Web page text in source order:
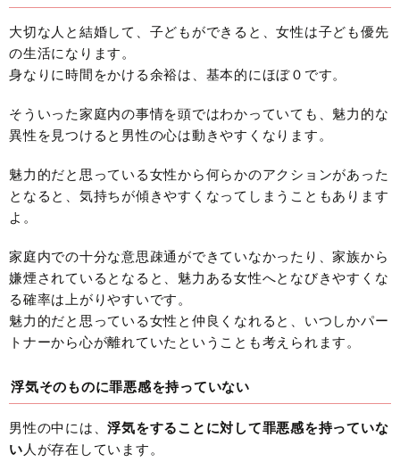
大切な人と結婚して、子どもができると、女性は子ども優先
の生活になります。
身なりに時間をかける余裕は、基本的にほぼ０です。
そういった家庭内の事情を頭ではわかっていても、魅力的な
異性を見つけると男性の心は動きやすくなります。
魅力的だと思っている女性から何らかのアクションがあった
となると、気持ちが傾きやすくなってしまうこともあります
よ。
家庭内での十分な意思疎通ができていなかったり、家族から
嫌煙されているとなると、魅力ある女性へとなびきやすくな
る確率は上がりやすいです。
魅力的だと思っている女性と仲良くなれると、いつしかパー
トナーから心が離れていたということも考えられます。
浮気そのものに罪悪感を持っていない
男性の中には、浮気をすることに対して罪悪感を持っていな
い 人が存在しています。